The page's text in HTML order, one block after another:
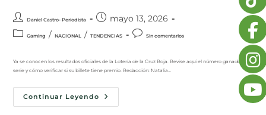
Daniel Castro- Periodista mayo 13, 2026
Gaming / NACIONAL / TENDENCIAS Sin comentarios
Ya se conocen los resultados oficiales de la Lotería de la Cruz Roja. Revise aquí el número ganador, la
serie y cómo verificar si su billete tiene premio. Redacción: Natalia…
Continuar Leyendo